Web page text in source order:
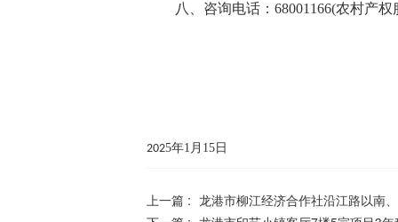
八、咨询电话：68001166(农村产
2025年1 月 15 日
上一篇 : 龙港市柳江经济合作社沿江路以南